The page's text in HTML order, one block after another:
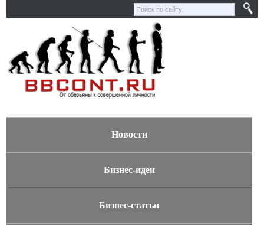
Новости
Бизнес-идеи
Бизнес-статьи